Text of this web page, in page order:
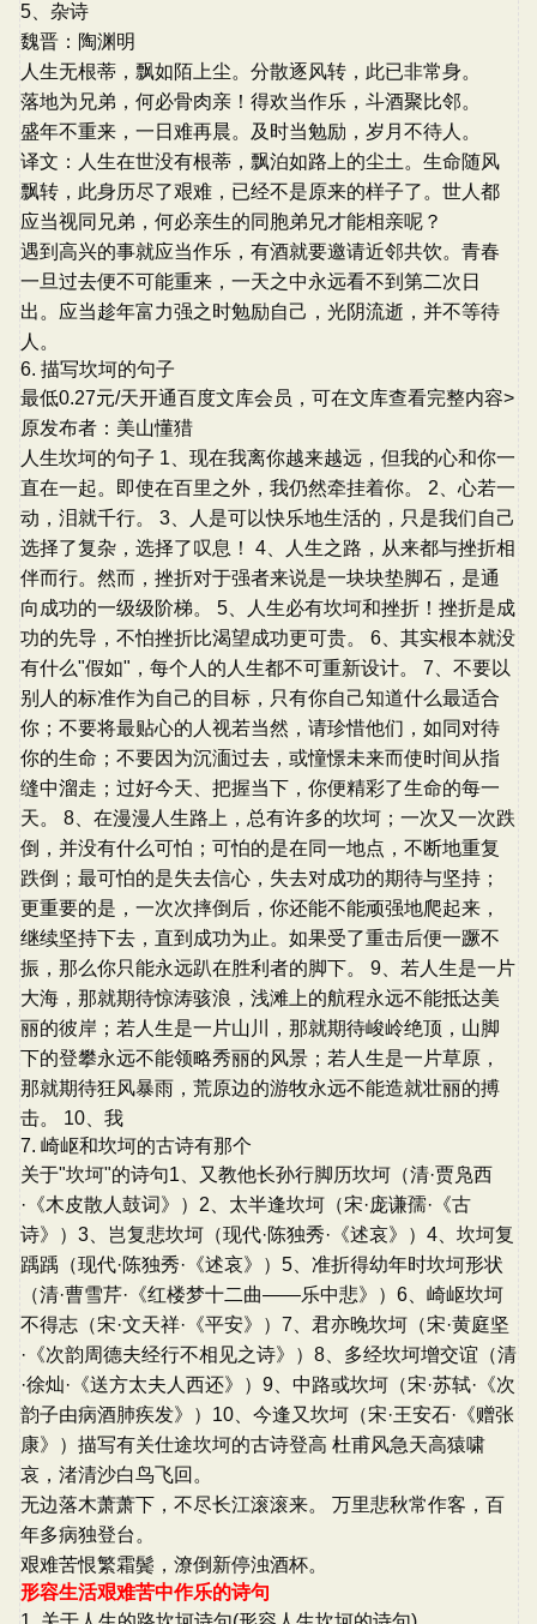
5、杂诗
魏晋：陶渊明
人生无根蒂，飘如陌上尘。分散逐风转，此已非常身。
落地为兄弟，何必骨肉亲！得欢当作乐，斗酒聚比邻。
盛年不重来，一日难再晨。及时当勉励，岁月不待人。
译文：人生在世没有根蒂，飘泊如路上的尘土。生命随风
飘转，此身历尽了艰难，已经不是原来的样子了。世人都
应当视同兄弟，何必亲生的同胞弟兄才能相亲呢？
遇到高兴的事就应当作乐，有酒就要邀请近邻共饮。青春
一旦过去便不可能重来，一天之中永远看不到第二次日
出。应当趁年富力强之时勉励自己，光阴流逝，并不等待
人。
6. 描写坎坷的句子
最低0.27元/天开通百度文库会员，可在文库查看完整内容>
原发布者：美山懂猎
人生坎坷的句子 1、现在我离你越来越远，但我的心和你一
直在一起。即使在百里之外，我仍然牵挂着你。 2、心若一
动，泪就千行。 3、人是可以快乐地生活的，只是我们自己
选择了复杂，选择了叹息！ 4、人生之路，从来都与挫折相
伴而行。然而，挫折对于强者来说是一块块垫脚石，是通
向成功的一级级阶梯。 5、人生必有坎坷和挫折！挫折是成
功的先导，不怕挫折比渴望成功更可贵。 6、其实根本就没
有什么"假如"，每个人的人生都不可重新设计。 7、不要以
别人的标准作为自己的目标，只有你自己知道什么最适合
你；不要将最贴心的人视若当然，请珍惜他们，如同对待
你的生命；不要因为沉湎过去，或憧憬未来而使时间从指
缝中溜走；过好今天、把握当下，你便精彩了生命的每一
天。 8、在漫漫人生路上，总有许多的坎坷；一次又一次跌
倒，并没有什么可怕；可怕的是在同一地点，不断地重复
跌倒；最可怕的是失去信心，失去对成功的期待与坚持；
更重要的是，一次次摔倒后，你还能不能顽强地爬起来，
继续坚持下去，直到成功为止。如果受了重击后便一蹶不
振，那么你只能永远趴在胜利者的脚下。 9、若人生是一片
大海，那就期待惊涛骇浪，浅滩上的航程永远不能抵达美
丽的彼岸；若人生是一片山川，那就期待峻岭绝顶，山脚
下的登攀永远不能领略秀丽的风景；若人生是一片草原，
那就期待狂风暴雨，荒原边的游牧永远不能造就壮丽的搏
击。 10、我
7. 崎岖和坎坷的古诗有那个
关于"坎坷"的诗句1、又教他长孙行脚历坎坷（清·贾凫西
·《木皮散人鼓词》）2、太半逢坎坷（宋·庞谦孺·《古
诗》）3、岂复悲坎坷（现代·陈独秀·《述哀》）4、坎坷复
踽踽（现代·陈独秀·《述哀》）5、准折得幼年时坎坷形状
（清·曹雪芹·《红楼梦十二曲——乐中悲》）6、崎岖坎坷
不得志（宋·文天祥·《平安》）7、君亦晚坎坷（宋·黄庭坚
·《次韵周德夫经行不相见之诗》）8、多经坎坷增交谊（清
·徐灿·《送方太夫人西还》）9、中路或坎坷（宋·苏轼·《次
韵子由病酒肺疾发》）10、今逢又坎坷（宋·王安石·《赠张
康》）描写有关仕途坎坷的古诗登高 杜甫风急天高猿啸
哀，渚清沙白鸟飞回。
无边落木萧萧下，不尽长江滚滚来。 万里悲秋常作客，百
年多病独登台。
艰难苦恨繁霜鬓，潦倒新停浊酒杯。
形容生活艰难苦中作乐的诗句